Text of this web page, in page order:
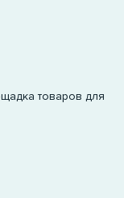
товаров для